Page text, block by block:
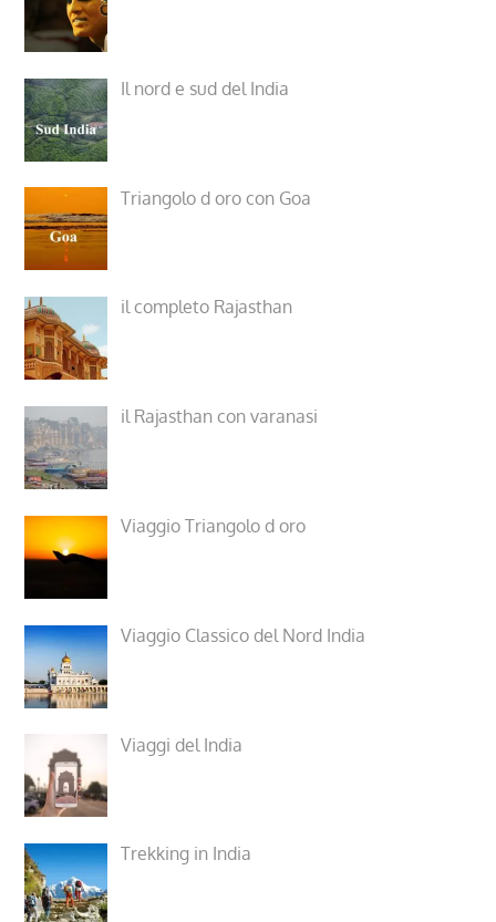
Il nord e sud del India
Triangolo d oro con Goa
il completo Rajasthan
il Rajasthan con varanasi
Viaggio Triangolo d oro
Viaggio Classico del Nord India
Viaggi del India
Trekking in India